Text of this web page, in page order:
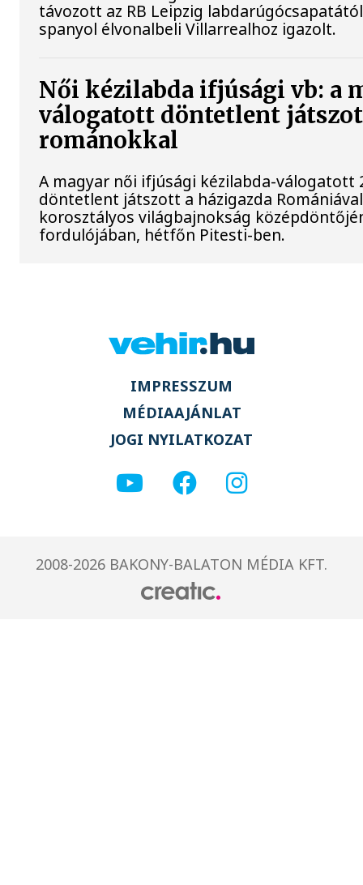
távozott az RB Leipzig
spanyol élvonalbeli Villarrealhoz igazolt.
Női kézilabda ifjúsági vb: a
válogatott döntetlent
románokkal
A magyar női ifjúsági kézilabda-válogatott
döntetlent játszott a házigazda
korosztályos világbajnokság
fordulójában, hétfőn Pitesti-ben.
IMPRESSZUM
MÉDIAAJÁNLAT
JOGI NYILATKOZAT
2008-2026 BAKONY-BALATON MÉDIA KFT.